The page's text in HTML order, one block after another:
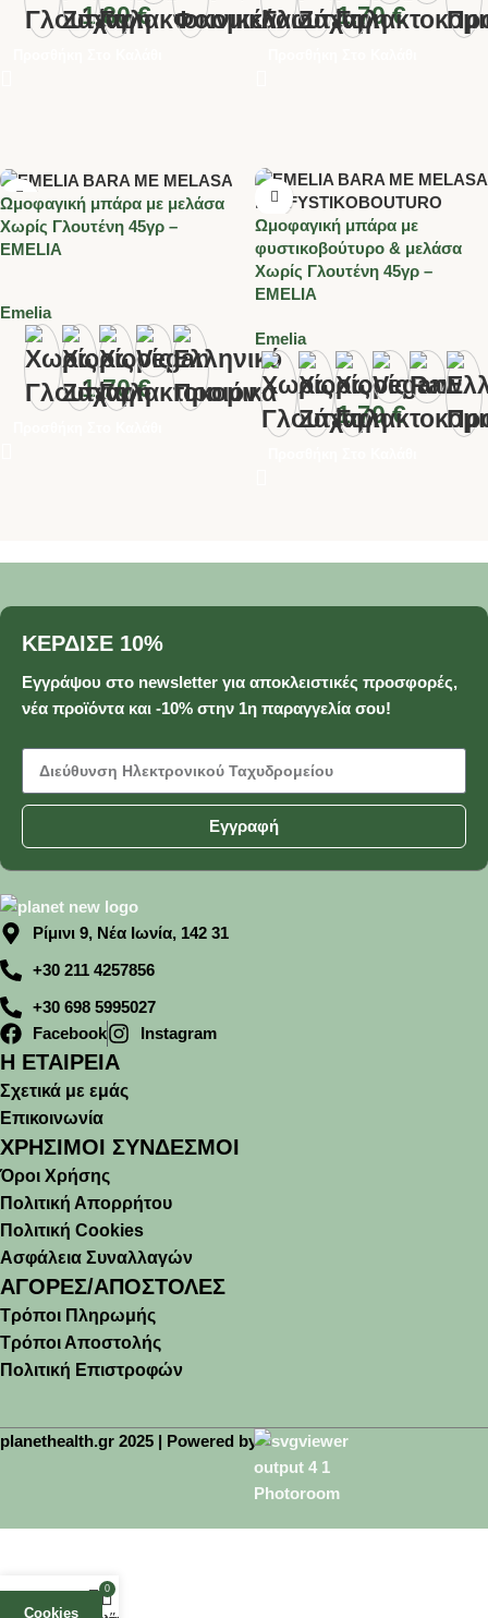
1.80€ 1.70€
Ωμοφαγική μπάρα με μελάσα
Χωρίς Γλουτένη 45γρ –
EMELIA
Emelia
1.70€
Ωμοφαγική μπάρα με
φυστικοβούτυρο & μελάσα
Χωρίς Γλουτένη 45γρ –
EMELIA
Emelia
1.70€
ΚΕΡΔΙΣΕ 10%
Εγγράψου στο newsletter για αποκλειστικές προσφορές,
νέα προϊόντα και -10% στην 1η παραγγελία σου!
Εγγραφή
Ρίμινι 9, Νέα Ιωνία, 142 31
+30 211 4257856
+30 698 5995027
Facebook
Instagram
Η ΕΤΑΙΡΕΙΑ
Σχετικά με εμάς
Επικοινωνία
ΧΡΗΣΙΜΟΙ ΣΥΝΔΕΣΜΟΙ
Όροι Χρήσης
Πολιτική Απορρήτου
Πολιτική Cookies
Ασφάλεια Συναλλαγών
ΑΓΟΡΕΣ/ΑΠΟΣΤΟΛΕΣ
Τρόποι Πληρωμής
Τρόποι Αποστολής
Πολιτική Επιστροφών
planethealth.gr 2025 | Powered by
0
Cookies